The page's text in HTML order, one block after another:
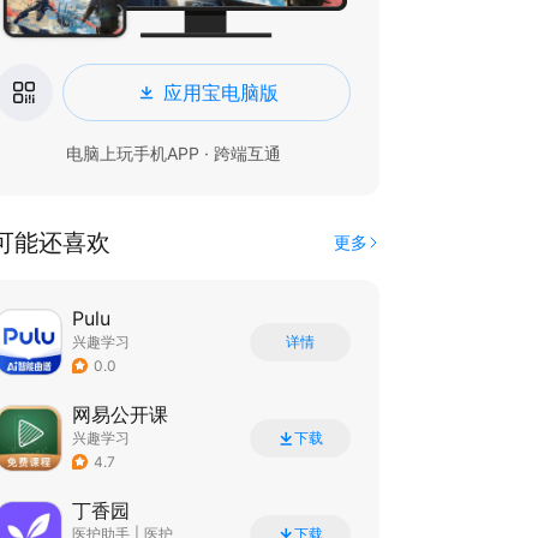
应用宝电脑版
电脑上玩手机APP · 跨端互通
能还喜欢 更多
Pulu
兴趣学习
0.0
详情
网易公开课
兴趣学习
4.7
下载
丁香园
医护助手 医护 下载